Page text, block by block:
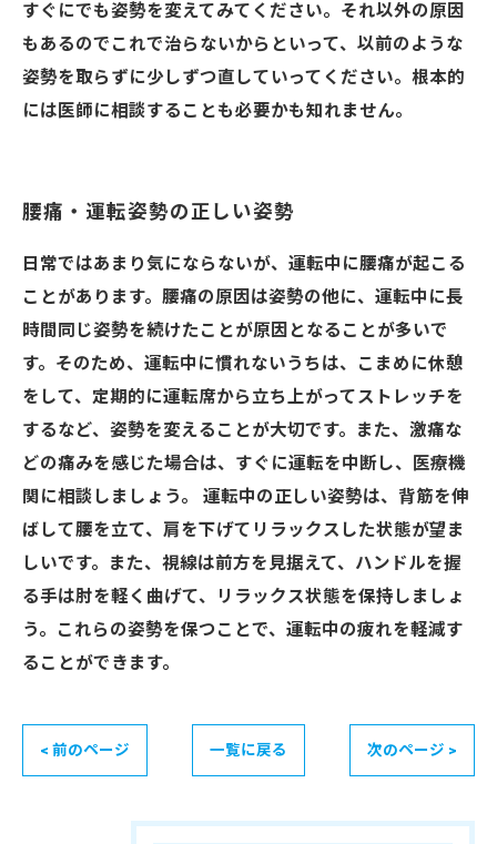
すぐにでも姿勢を変えてみてください。それ以外の原因
もあるのでこれで治らないからといって、以前のような
姿勢を取らずに少しずつ直していってください。根本的
には医師に相談することも必要かも知れません。
腰痛・運転姿勢の正しい姿勢
日常ではあまり気にならないが、運転中に腰痛が起こる
ことがあります。腰痛の原因は姿勢の他に、運転中に長
時間同じ姿勢を続けたことが原因となることが多いで
す。そのため、運転中に慣れないうちは、こまめに休憩
をして、定期的に運転席から立ち上がってストレッチを
するなど、姿勢を変えることが大切です。また、激痛な
どの痛みを感じた場合は、すぐに運転を中断し、医療機
関に相談しましょう。 運転中の正しい姿勢は、背筋を伸
ばして腰を立て、肩を下げてリラックスした状態が望ま
しいです。また、視線は前方を見据えて、ハンドルを握
る手は肘を軽く曲げて、リラックス状態を保持しましょ
う。これらの姿勢を保つことで、運転中の疲れを軽減す
ることができます。
< 前のページ 一覧に戻る 次のページ >